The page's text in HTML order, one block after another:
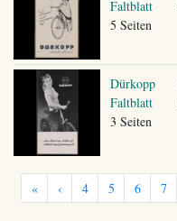
Faltblatt
5 Seiten
Dürkopp
Faltblatt
3 Seiten
« ‹ 4 5 6 7